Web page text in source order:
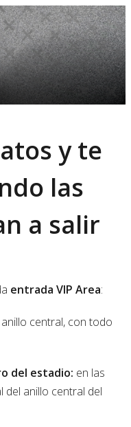
y te
las
a salir
entrada VIP Area:
central, con todo
del estadio: en las
del anillo central del